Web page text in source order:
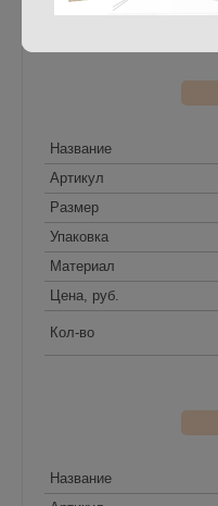
Название
Артикул
Размер
Упаковка
Материал
Цена, руб.
Кол-во
Название